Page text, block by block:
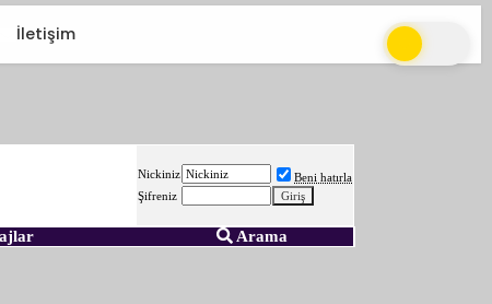
İletişim
Nickiniz
Beni hatırla
Şifreniz
Arama